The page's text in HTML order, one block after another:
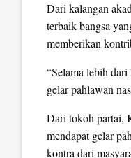
Dari kalangan
terbaik bangsa
memberikan
“Selama lebih
gelar pahlawan
Dari tokoh partai,
mendapat gelar
kontra dari